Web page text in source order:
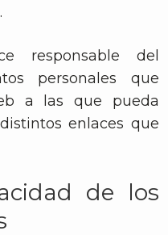
responsable del
personales que
a las que pueda
enlaces que
de los